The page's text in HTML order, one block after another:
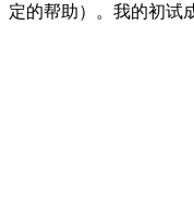
定的帮助）。我的初试